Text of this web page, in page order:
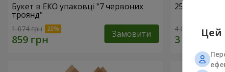
Букет в ЕКО упаковці "7 червоних
троянд"
1 074 грн Замовити
25
4 074 грнЦей